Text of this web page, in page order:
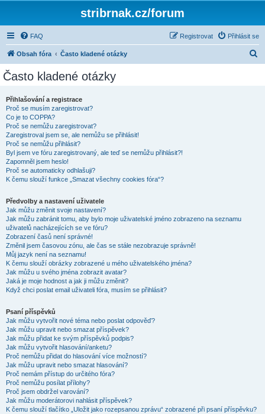
stribrnak.cz/forum
FAQ Přihlásit se
Registrovat
Obsah fóra Často kladené otázky
Často kladené otázky
Přihlašování a registrace
Proč se musím zaregistrovat?
Co je to COPPA?
Proč se nemůžu zaregistrovat?
Zaregistroval jsem se, ale nemůžu se přihlásit!
Proč se nemůžu přihlásit?
Byl jsem ve fóru zaregistrovaný, ale teď se nemůžu přihlásit?!
Zapomněl jsem heslo!
Proč se automaticky odhlašuji?
K čemu slouží funkce „Smazat všechny cookies fóra“?
Předvolby a nastavení uživatele
Jak můžu změnit svoje nastavení?
Jak můžu zabránit tomu, aby bylo moje uživatelské jméno zobrazeno na seznamu
uživatelů nacházejících se ve fóru?
Zobrazení časů není správné!
Změnil jsem časovou zónu, ale čas se stále nezobrazuje správně!
Můj jazyk není na seznamu!
K čemu slouží obrázky zobrazené u mého uživatelského jména?
Jak můžu u svého jména zobrazit avatar?
Jaká je moje hodnost a jak ji můžu změnit?
Když chci poslat email uživateli fóra, musím se přihlásit?
Psaní příspěvků
Jak můžu vytvořit nové téma nebo poslat odpověď?
Jak můžu upravit nebo smazat příspěvek?
Jak můžu přidat ke svým příspěvků podpis?
Jak můžu vytvořit hlasování/anketu?
Proč nemůžu přidat do hlasování více možností?
Jak můžu upravit nebo smazat hlasování?
Proč nemám přístup do určitého fóra?
Proč nemůžu posílat přílohy?
Proč jsem obdržel varování?
Jak můžu moderátorovi nahlásit příspěvek?
K čemu slouží tlačítko „Uložit jako rozepsanou zprávu“ zobrazené při psaní příspěvku?